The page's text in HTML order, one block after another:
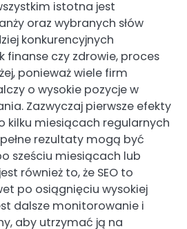
istotna jest
oraz wybranych słów
konkurencyjnych
finanse czy zdrowie, proces
ponieważ wiele firm
o wysokie pozycje w
Zazwyczaj pierwsze efekty
kilku miesiącach regularnych
pełne rezultaty mogą być
sześciu miesiącach lub
również to, że SEO to
po osiągnięciu wysokiej
dalsze monitorowanie i
aby utrzymać ją na